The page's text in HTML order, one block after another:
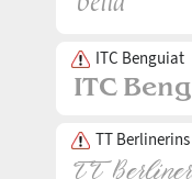
ITC Benguiat
TT Berlinerins